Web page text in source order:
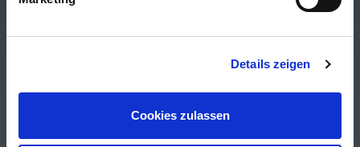
Details zeigen
Cookies zulassen
Financial Services